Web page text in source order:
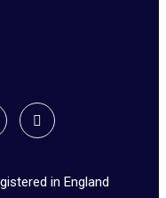
in England